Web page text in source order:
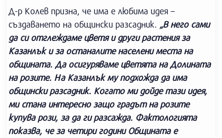
Д-р Колев призна, че има е любима идея –
създаването на общински разсадник. „В него сами
да си отглеждаме цветя и други растения за
Казанлък и за останалите населени места на
общината. Да осигуряваме цветята на Долината
на розите. На Казанлък му подхожда да има
общински разсадник. Когато ми дойде тази идея,
ми стана интересно защо градът на розите
купува рози, за да ги разсажда. Фактологията
показва, че за четири години Общината е